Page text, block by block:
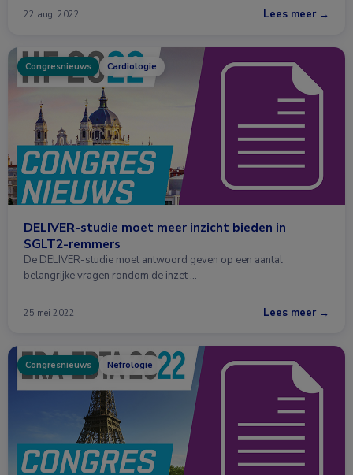
22 aug. 2022 Lees meer →
Congresnieuws Cardiologie
DELIVER-studie moet meer inzicht bieden in
SGLT2-remmers
De DELIVER-studie moet antwoord geven op een aantal
belangrijke vragen rondom de inzet …
25 mei 2022 Lees meer →
Congresnieuws Nefrologie